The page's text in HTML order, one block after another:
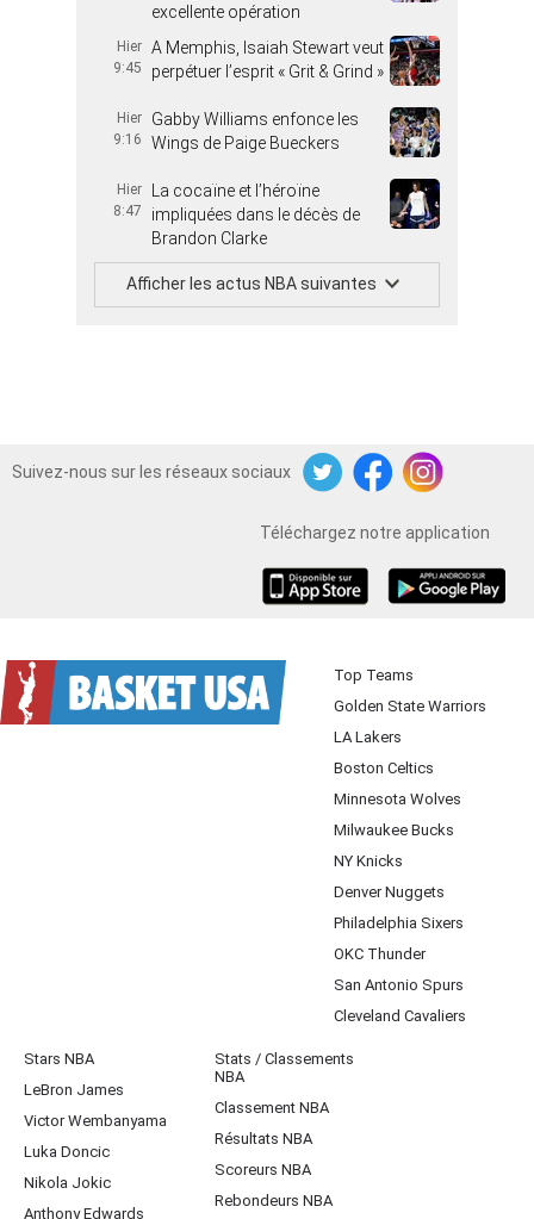
excellente opération
Hier
9:45
A Memphis, Isaiah Stewart veut
perpétuer l’esprit « Grit & Grind »
Hier
9:16
Gabby Williams enfonce les
Wings de Paige Bueckers
Hier
8:47
La cocaïne et l’héroïne
impliquées dans le décès de
Brandon Clarke
Afficher les actus NBA suivantes
Suivez-nous sur les réseaux sociaux
TwitterFacebookInstagram
Téléchargez notre application
Top Teams
Golden State Warriors
LA Lakers
Boston Celtics
Minnesota Wolves
Milwaukee Bucks
NY Knicks
Denver Nuggets
Philadelphia Sixers
OKC Thunder
San Antonio Spurs
Cleveland Cavaliers
Stars NBA
LeBron James
Victor Wembanyama
Luka Doncic
Nikola Jokic
Anthony Edwards
Stats / Classements
NBA
Classement NBA
Résultats NBA
Scoreurs NBA
Rebondeurs NBA